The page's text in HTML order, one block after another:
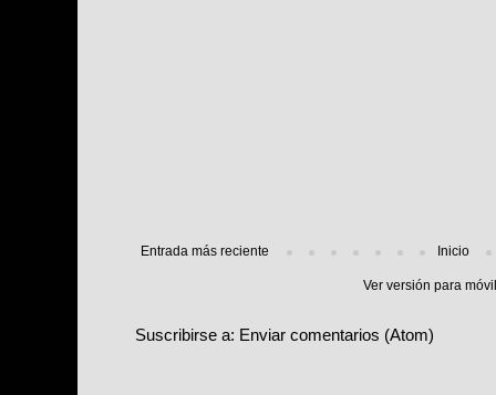
Entrada más reciente Inicio
Ver versión para
Suscribirse a: Enviar comentarios (Atom)